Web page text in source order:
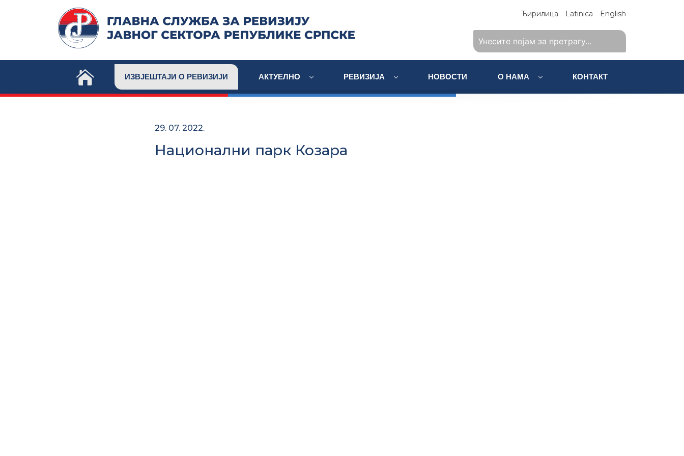
Ћирилица Latinica English
ИЗВЈЕШТАЈИ О РЕВИЗИЈИ АКТУЕЛНО РЕВИЗИЈА НОВОСТИ О НАМА КОНТАКТ
29. 07. 2022.
Национални парк Козара